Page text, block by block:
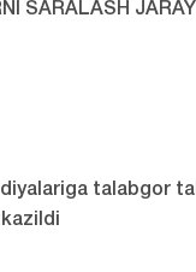
SARALASH
talabgor